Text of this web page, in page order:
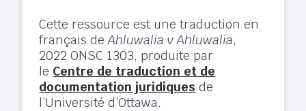
Cette ressource est une traduction en
français deAhluwalia v Ahluwalia,
2022 ONSC 1303, produite par
le Centre de traduction et de
documentation juridiques de
l’Université d’Ottawa.